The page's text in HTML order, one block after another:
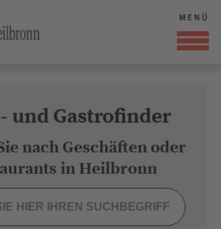
und Gastrofinder
nach Geschäften oder
in Heilbronn